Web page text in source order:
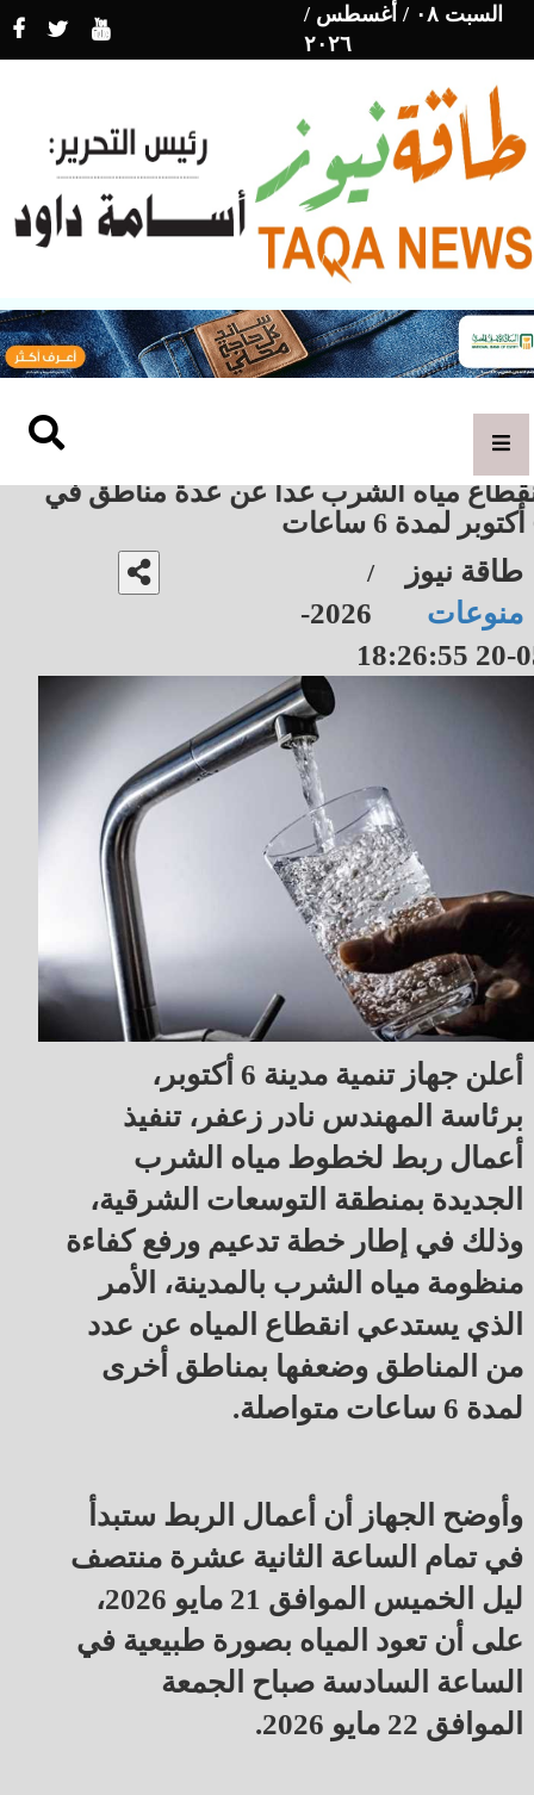
السبت ٠٨ / أغسطس /
٢٠٢٦
مياه الشرب غدا عن عدة مناطق في
طاقة نيوز /
منوعات
2026-
05-20
أعلن جهاز تنمية مدينة 6 أكتوبر،
برئاسة المهندس نادر زعفر، تنفيذ
أعمال ربط لخطوط مياه الشرب
الجديدة بمنطقة التوسعات الشرقية،
وذلك في إطار خطة تدعيم ورفع كفاءة
منظومة مياه الشرب بالمدينة، الأمر
الذي يستدعي انقطاع المياه عن عدد
من المناطق وضعفها بمناطق أخرى
لمدة 6 ساعات متواصلة.
وأوضح الجهاز أن أعمال الربط ستبدأ
في تمام الساعة الثانية عشرة منتصف
ليل الخميس الموافق 21 مايو 2026،
على أن تعود المياه بصورة طبيعية في
الساعة السادسة صباح الجمعة
الموافق 22 مايو 2026.